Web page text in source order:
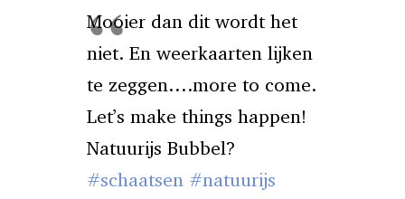
Mooier dan dit wordt het
niet. En weerkaarten lijken
te zeggen….more to come.
Let’s make things happen!
Natuurijs Bubbel?
#schaatsen #natuurijs